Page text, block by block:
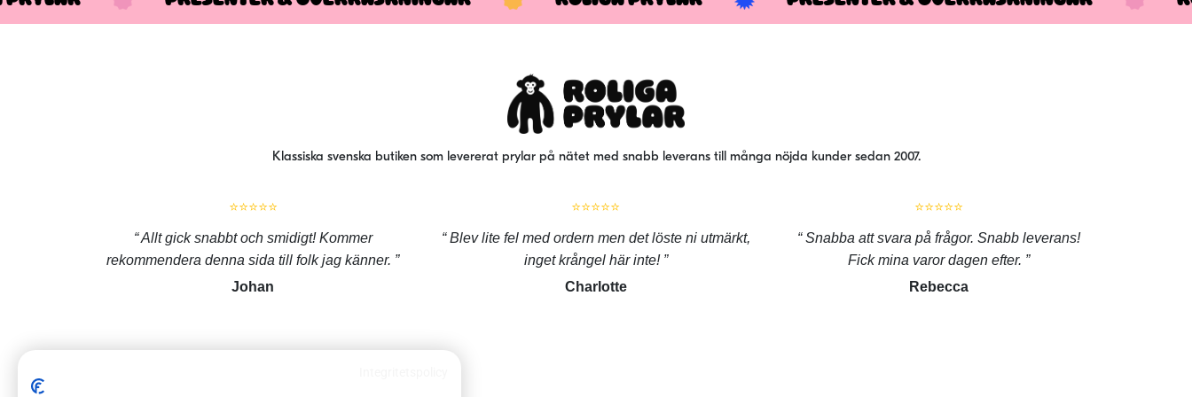
Klassiska svenska butiken som levererat prylar på nätet med snabb leverans till många nöjda kunder sedan 2007.
⭐⭐⭐⭐⭐
Allt gick snabbt och smidigt! Kommer
rekommendera denna sida till folk jag känner.
Johan
⭐⭐⭐⭐⭐
Blev lite fel med ordern men det löste ni utmärkt,
inget krångel här inte!
Charlotte
⭐⭐⭐⭐⭐
Snabba att svara på frågor. Snabb leverans!
Fick mina varor dagen efter.
Rebecca